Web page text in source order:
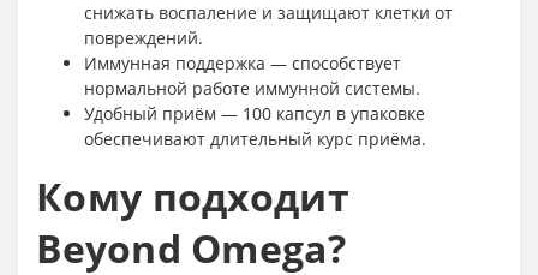
снижать воспаление и защищают клетки от
повреждений.
Иммунная поддержка — способствует
нормальной работе иммунной системы.
Удобный приём — 100 капсул в упаковке
обеспечивают длительный курс приёма.
Кому подходит
Beyond Omega?